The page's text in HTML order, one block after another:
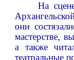
На
они
мастерстве,
а также
театральные